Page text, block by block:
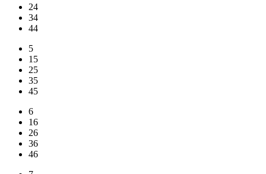
24
34
44
5
15
25
35
45
6
16
26
36
46